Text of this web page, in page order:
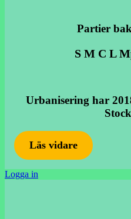
Partier
S M C L
Urbanisering har
Läs vidare
Logga in